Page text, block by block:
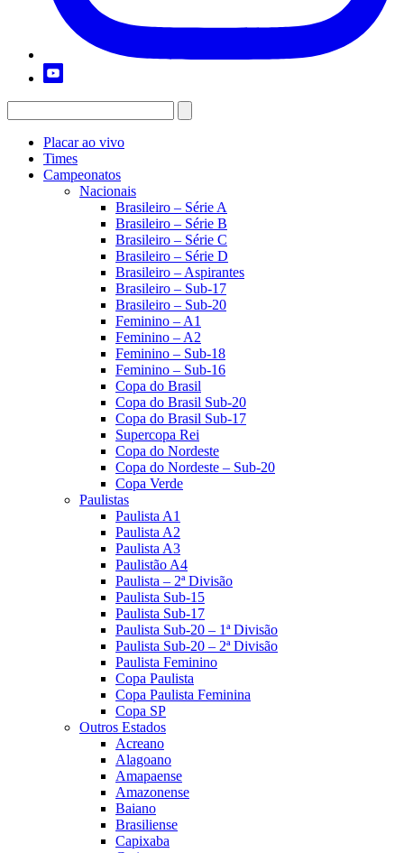
Placar ao vivo
Times
Campeonatos
Nacionais
Brasileiro – Série A
Brasileiro – Série B
Brasileiro – Série C
Brasileiro – Série D
Brasileiro – Aspirantes
Brasileiro – Sub-17
Brasileiro – Sub-20
Feminino – A1
Feminino – A2
Feminino – Sub-18
Feminino – Sub-16
Copa do Brasil
Copa do Brasil Sub-20
Copa do Brasil Sub-17
Supercopa Rei
Copa do Nordeste
Copa do Nordeste – Sub-20
Copa Verde
Paulistas
Paulista A1
Paulista A2
Paulista A3
Paulistão A4
Paulista – 2ª Divisão
Paulista Sub-15
Paulista Sub-17
Paulista Sub-20 – 1ª Divisão
Paulista Sub-20 – 2ª Divisão
Paulista Feminino
Copa Paulista
Copa Paulista Feminina
Copa SP
Outros Estados
Acreano
Alagoano
Amapaense
Amazonense
Baiano
Brasiliense
Capixaba